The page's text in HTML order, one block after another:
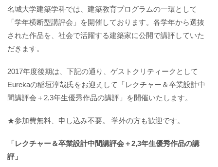
名城大学建築学科では、建築教育プログラムの一環として
「学年横断型講評会」を開催しております。各学年から選抜
された作品を、社会で活躍する建築家に公開で講評していた
だきます。
2017年度後期は、下記の通り、ゲストクリティークとして
Eurekaの稲垣淳哉氏をお迎えして「レクチャー＆卒業設計中
間講評会＋2,3年生優秀作品の講評」を開催いたします。
★参加費無料、申し込み不要。 学外の方も歓迎です。
「レクチャー＆卒業設計中間講評会＋2,3年生優秀作品の講
評」